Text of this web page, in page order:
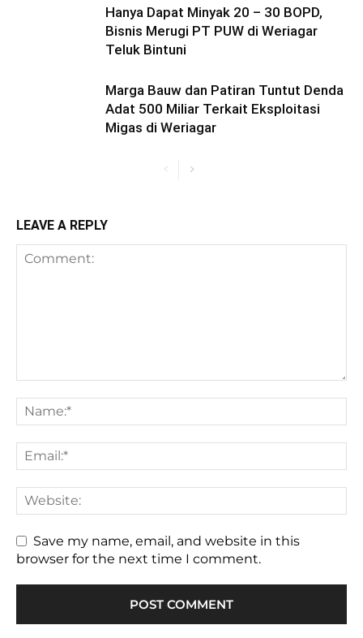
Hanya Dapat Minyak 20 – 30 BOPD,
Bisnis Merugi PT PUW di Weriagar
Teluk Bintuni
Marga Bauw dan Patiran Tuntut Denda
Adat 500 Miliar Terkait Eksploitasi
Migas di Weriagar
LEAVE A REPLY
Save my name, email, and website in this
browser for the next time I comment.